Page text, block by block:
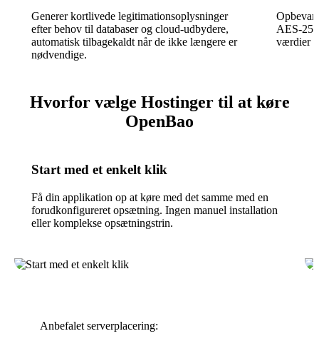
Generer kortlivede legitimationsoplysninger
efter behov til databaser og cloud-udbydere,
automatisk tilbagekaldt når de ikke længere er
nødvendige.
Opbevar
AES-
værdier
Hvorfor vælge Hostinger til at køre
OpenBao
Start med et enkelt klik
Få din applikation op at køre med det samme med en
forudkonfigureret opsætning. Ingen manuel installation
eller komplekse opsætningstrin.
Anbefalet serverplacering: